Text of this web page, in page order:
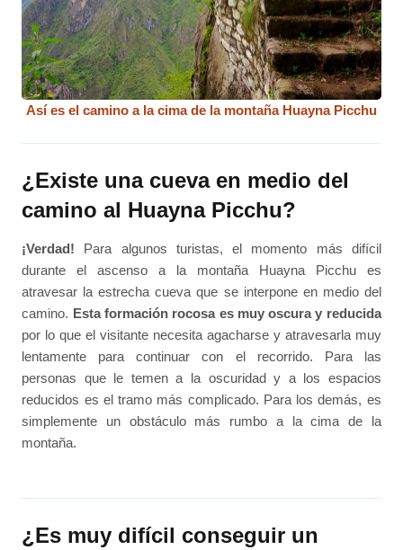
Así es el camino a la cima de la montaña Huayna Picchu
¿Existe una cueva en medio del
camino al Huayna Picchu?
¡Verdad! Para algunos turistas, el momento más difícil
durante el ascenso a la montaña Huayna Picchu es
atravesar la estrecha cueva que se interpone en medio del
camino. Esta formación rocosa es muy oscura y reducida
por lo que el visitante necesita agacharse y atravesarla muy
lentamente para continuar con el recorrido. Para las
personas que le temen a la oscuridad y a los espacios
reducidos es el tramo más complicado. Para los demás, es
simplemente un obstáculo más rumbo a la cima de la
montaña.
¿Es muy difícil conseguir un